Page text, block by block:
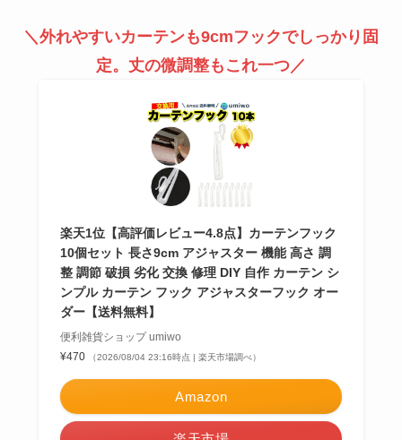
＼外れやすいカーテンも9cmフックでしっかり固
定。丈の微調整もこれ一つ／
楽天1位【高評価レビュー4.8点】カーテンフック
10個セット 長さ9cm アジャスター 機能 高さ 調
整 調節 破損 劣化 交換 修理 DIY 自作 カーテン シ
ンプル カーテン フック アジャスターフック オー
ダー【送料無料】
便利雑貨ショップ umiwo
¥470
（2026/08/04 23:16時点 | 楽天市場調べ）
Amazon